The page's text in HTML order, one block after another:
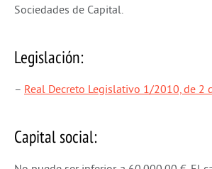
Sociedades de Capital.
Legislación:
– Real Decreto Legislativo 1/2010, de 2
Capital social: